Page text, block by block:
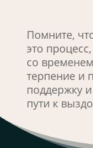
Помните,
это
со
терпение и
поддержку
пути к